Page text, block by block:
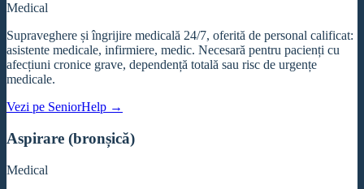
Medical
Supraveghere și îngrijire medicală 24/7, oferită de personal calificat:
asistente medicale, infirmiere, medic. Necesară pentru pacienți cu
afecțiuni cronice grave, dependență totală sau risc de urgențe
medicale.
Vezi pe SeniorHelp →
Aspirare (bronșică)
Medical